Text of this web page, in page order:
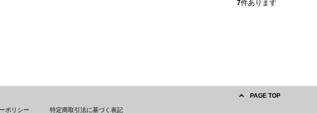
7件あります
PAGE TOP
ポリシー 特定商取引法に基づく表記